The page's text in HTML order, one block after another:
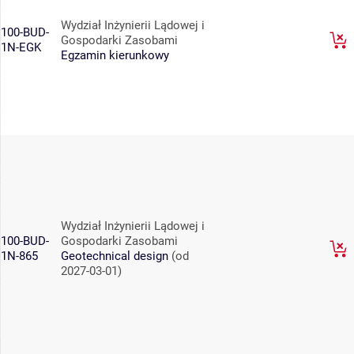
100-BUD-
1N-EGK
Wydział Inżynierii Lądowej i
Gospodarki Zasobami
Egzamin kierunkowy
100-BUD-
1N-865
Wydział Inżynierii Lądowej i
Gospodarki Zasobami
Geotechnical design (od
2027-03-01)